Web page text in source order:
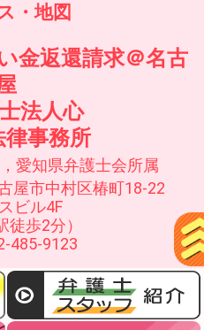
・地図
金返還請求＠名古
法人心
律事務所
愛知県弁護士会所属
屋市中村区椿町18-22
ビル4F
徒歩2分）
485-9123